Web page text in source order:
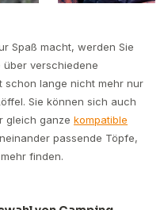
Spaß macht, werden Sie
verschiedene
schon lange nicht mehr nur
Sie können sich auch
gleich ganze kompatible
passende Töpfe,
finden.